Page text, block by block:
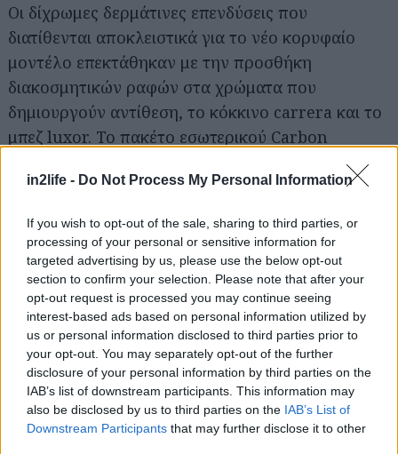
in2life - Do Not Process My Personal Information
If you wish to opt-out of the sale, sharing to third parties, or
processing of your personal or sensitive information for
targeted advertising by us, please use the below opt-out
section to confirm your selection. Please note that after your
opt-out request is processed you may continue seeing
interest-based ads based on personal information utilized by
us or personal information disclosed to third parties prior to
your opt-out. You may separately opt-out of the further
disclosure of your personal information by third parties on the
IAB’s list of downstream participants. This information may
also be disclosed by us to third parties on the IAB’s List of
Downstream Participants that may further disclose it to other
Οι δίχρωμες δερμάτινες επενδύσεις που
διατίθενται αποκλειστικά για το νέο κορυφαίο
μοντέλο επεκτάθηκαν με την προσθήκη
διακοσμητικών ραφών στα χρώματα που
δημιουργούν αντίθεση, το κόκκινο carrera και το
μπεζ luxor. To πακέτο εσωτερικού Carbon
τονίζει τον εξελιγμένο χαρακτήρα του οχήματος
Οι παραδόσεις του Cayenne Turbo S θα
ξεκινήσουν τον Ιανουάριο του 2013.
Επιμέλεια: Άρης Δαμουλάκης
ΣΧΕΤΙΚΑ LINKS
To μοντέλο στο επίσημο site της Porsche
Αναζήτηση
για...